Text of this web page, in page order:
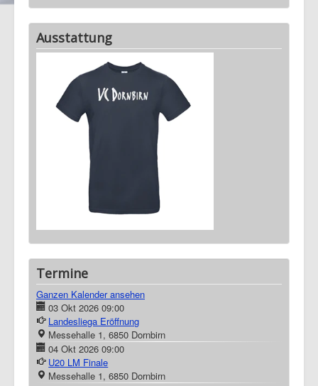
Ausstattung
Termine
Ganzen Kalender ansehen
03 Okt 2026 09:00
Landesliega Eröffnung
Messehalle 1, 6850 Dornbirn
04 Okt 2026 09:00
U20 LM Finale
Messehalle 1, 6850 Dornbirn